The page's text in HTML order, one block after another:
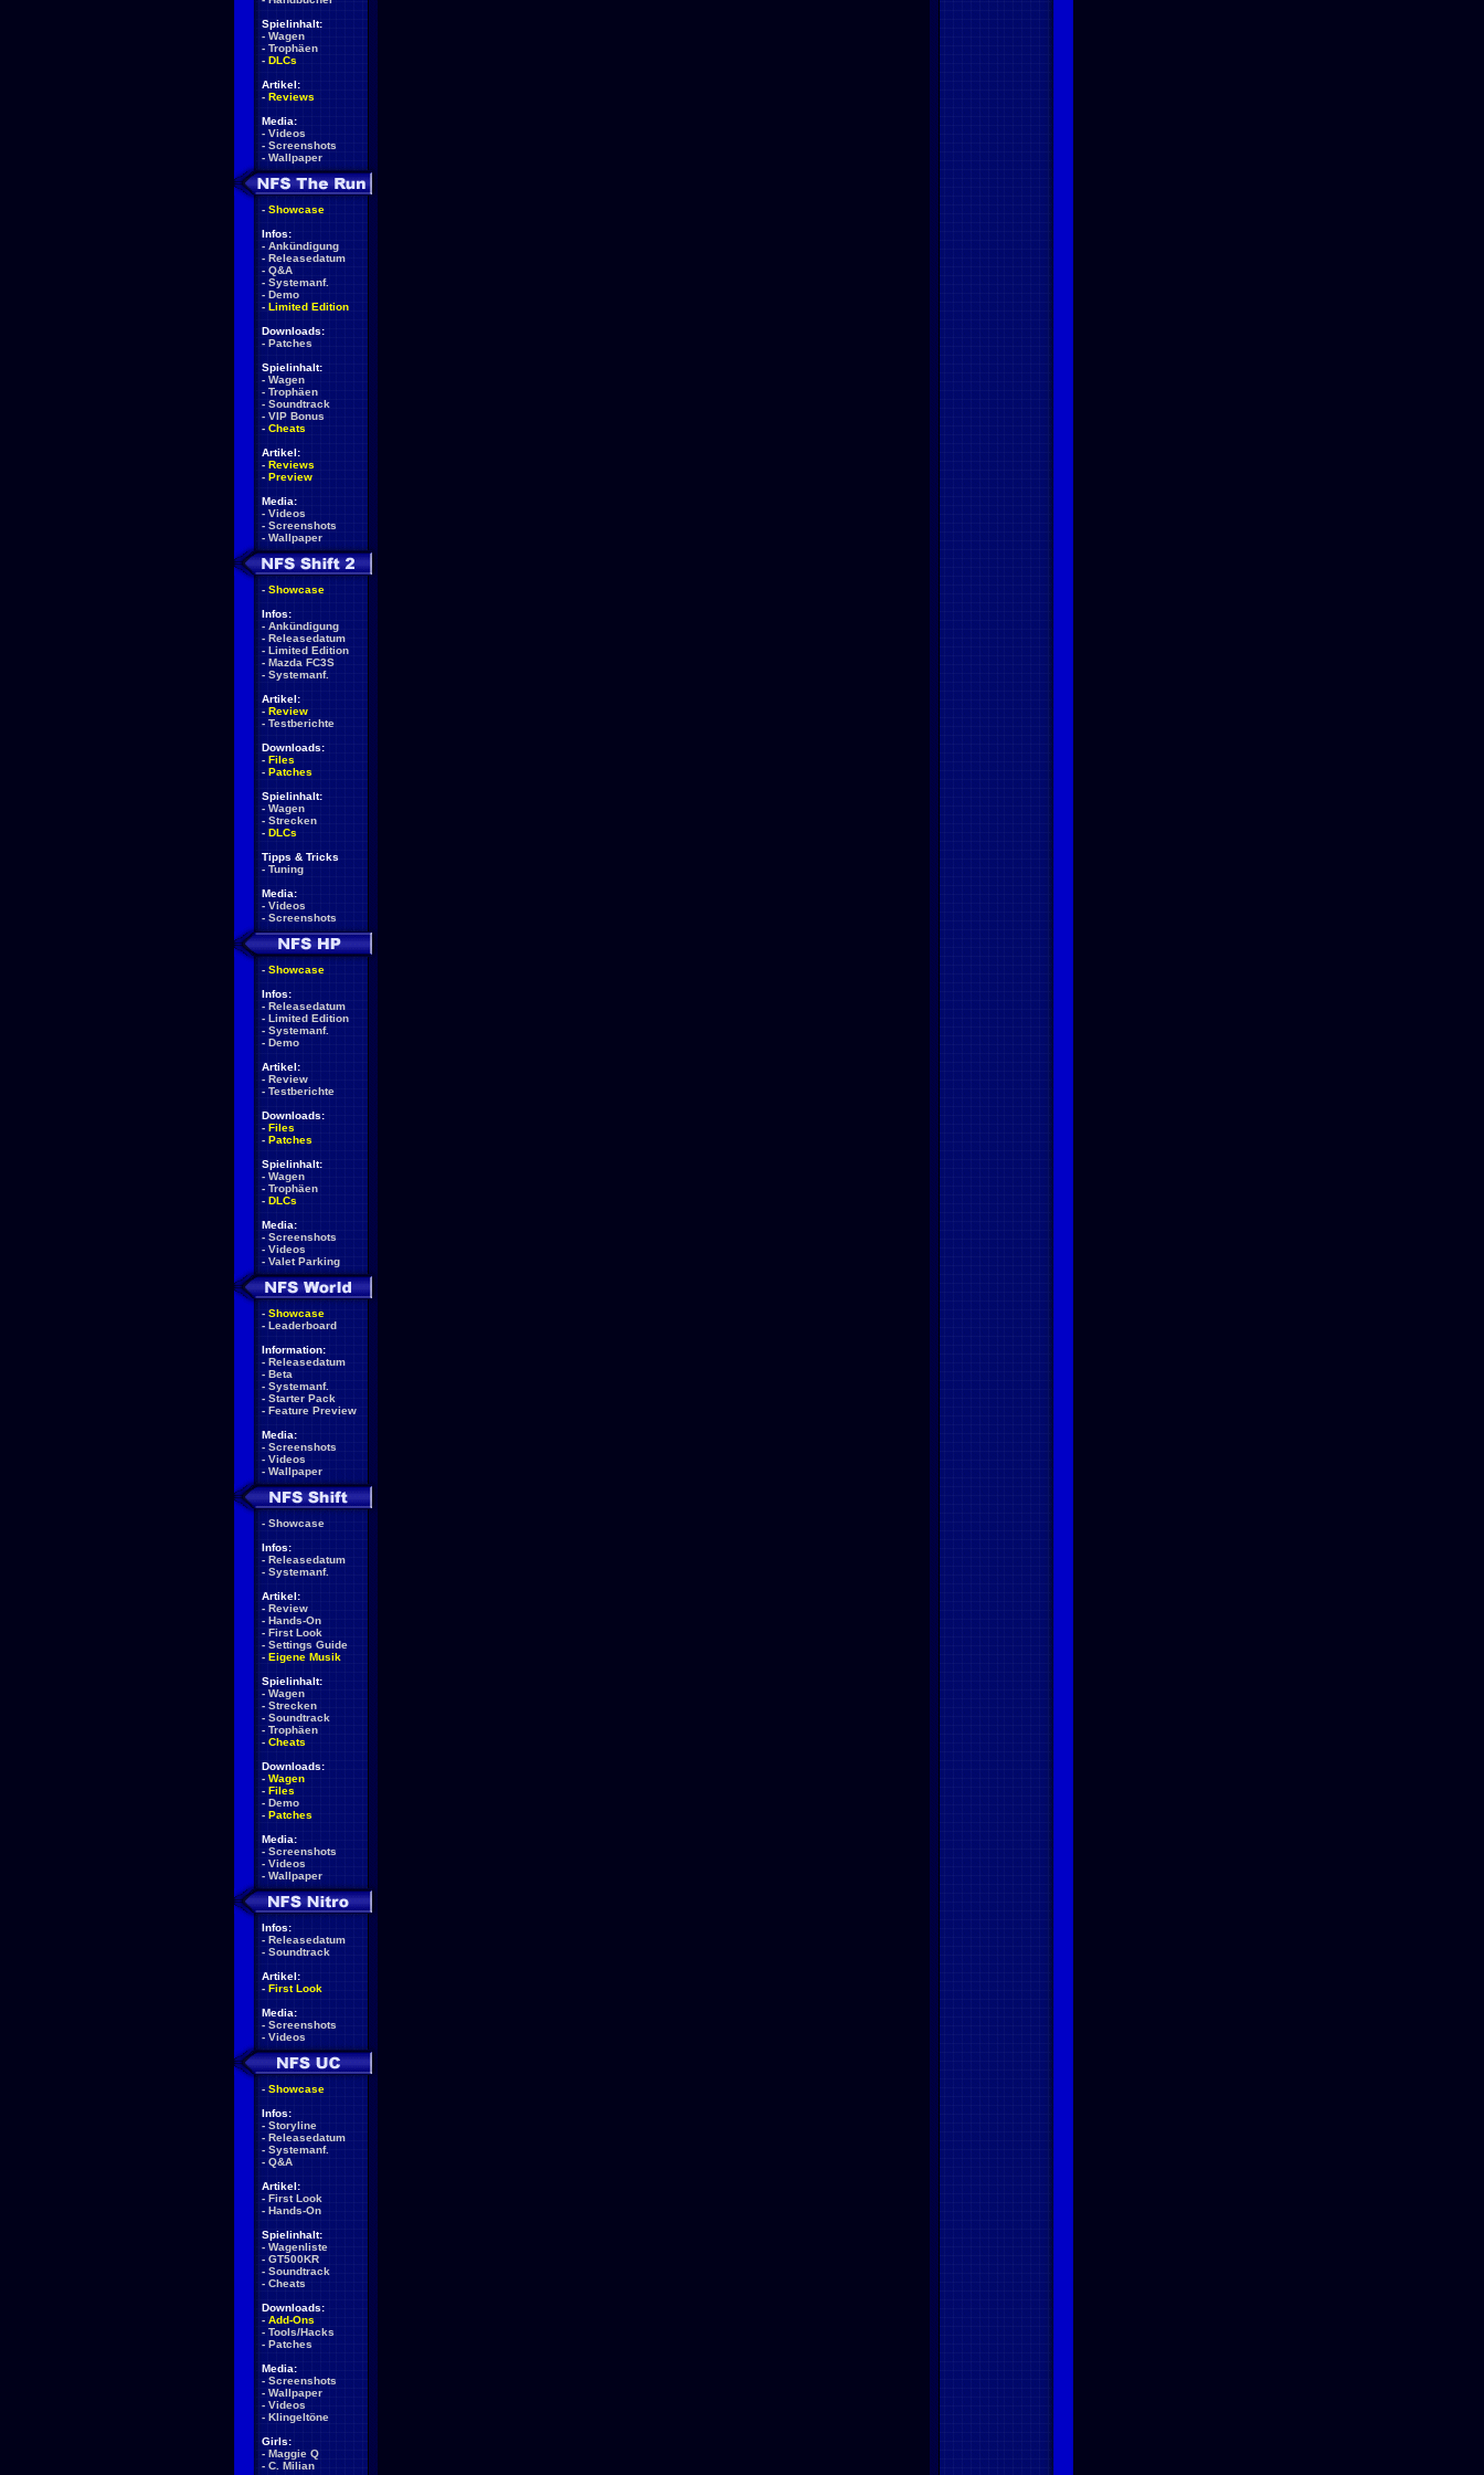
Spielinhalt:
- Wagen
- Trophäen
- DLCs
Artikel:
- Reviews
Media:
- Videos
- Screenshots
- Wallpaper
- Showcase
Infos:
- Ankündigung
- Releasedatum
- Q&A
- Systemanf.
- Demo
- Limited Edition
Downloads:
- Patches
Spielinhalt:
- Wagen
- Trophäen
- Soundtrack
- VIP Bonus
- Cheats
Artikel:
- Reviews
- Preview
Media:
- Videos
- Screenshots
- Wallpaper
- Showcase
Infos:
- Ankündigung
- Releasedatum
- Limited Edition
- Mazda FC3S
- Systemanf.
Artikel:
- Review
- Testberichte
Downloads:
- Files
- Patches
Spielinhalt:
- Wagen
- Strecken
- DLCs
Tipps & Tricks
- Tuning
Media:
- Videos
- Screenshots
- Showcase
Infos:
- Releasedatum
- Limited Edition
- Systemanf.
- Demo
Artikel:
- Review
- Testberichte
Downloads:
- Files
- Patches
Spielinhalt:
- Wagen
- Trophäen
- DLCs
Media:
- Screenshots
- Videos
- Valet Parking
- Showcase
- Leaderboard
Information:
- Releasedatum
- Beta
- Systemanf.
- Starter Pack
- Feature Preview
Media:
- Screenshots
- Videos
- Wallpaper
- Showcase
Infos:
- Releasedatum
- Systemanf.
Artikel:
- Review
- Hands-On
- First Look
- Settings Guide
- Eigene Musik
Spielinhalt:
- Wagen
- Strecken
- Soundtrack
- Trophäen
- Cheats
Downloads:
- Wagen
- Files
- Demo
- Patches
Media:
- Screenshots
- Videos
- Wallpaper
Infos:
- Releasedatum
- Soundtrack
Artikel:
- First Look
Media:
- Screenshots
- Videos
- Showcase
Infos:
- Storyline
- Releasedatum
- Systemanf.
- Q&A
Artikel:
- First Look
- Hands-On
Spielinhalt:
- Wagenliste
- GT500KR
- Soundtrack
- Cheats
Downloads:
- Add-Ons
- Tools/Hacks
- Patches
Media:
- Screenshots
- Wallpaper
- Videos
- Klingeltöne
Girls:
- Maggie Q
- C. Milian